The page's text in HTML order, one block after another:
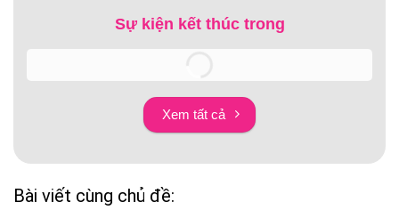
Sự kiện kết thúc trong
Xem tất cả
Bài viết cùng chủ đề: